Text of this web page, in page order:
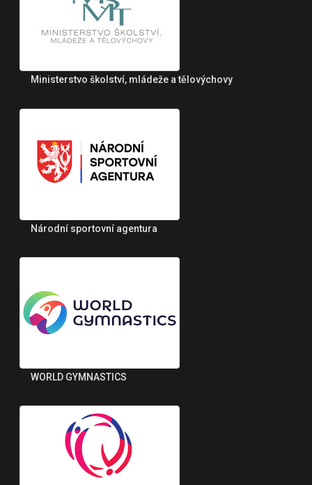
Ministerstvo školství, mládeže a tělovýchovy
Národní sportovní agentura
WORLD GYMNASTICS